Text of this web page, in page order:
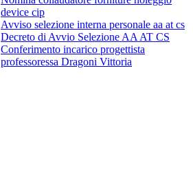
device cip
Avviso selezione interna personale aa at cs
Decreto di Avvio Selezione AA AT CS
Conferimento incarico progettista
professoressa Dragoni Vittoria